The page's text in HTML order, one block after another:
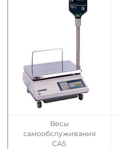
Весы
самообслуживания
CAS